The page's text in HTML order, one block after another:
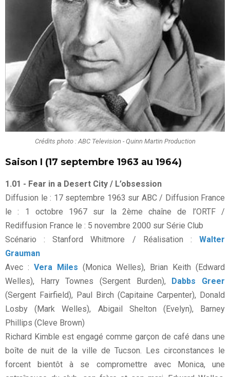
Crédits photo : ABC Television - Quinn Martin Production
Saison I (17 septembre 1963 au 1964)
1.01 - Fear in a Desert City / L’obsession
Diffusion le : 17 septembre 1963 sur ABC / Diffusion France
le : 1 octobre 1967 sur la 2ème chaîne de l’ORTF /
Rediffusion France le : 5 novembre 2000 sur Série Club
Scénario : Stanford Whitmore / Réalisation : Walter
Grauman
Avec : Vera Miles (Monica Welles), Brian Keith (Edward
Welles), Harry Townes (Sergent Burden), Dabbs Greer
(Sergent Fairfield), Paul Birch (Capitaine Carpenter), Donald
Losby (Mark Welles), Abigail Shelton (Evelyn), Barney
Phillips (Cleve Brown)
Richard Kimble est engagé comme garçon de café dans une
boîte de nuit de la ville de Tucson. Les circonstances le
forcent bientôt à se compromettre avec Monica, une